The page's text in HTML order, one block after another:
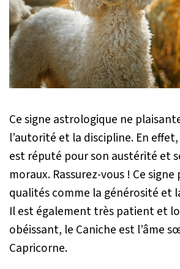
Ce signe astrologique ne
l’autorité et la discipline. En
est réputé pour son austérité et
moraux. Rassurez-vous ! Ce signe
qualités comme la générosité et
Il est également très patient et
obéissant, le Caniche est l’âme
Capricorne.